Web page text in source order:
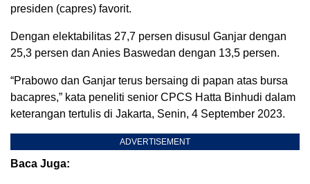
presiden (capres) favorit.
Dengan elektabilitas 27,7 persen disusul Ganjar dengan
25,3 persen dan Anies Baswedan dengan 13,5 persen.
“Prabowo dan Ganjar terus bersaing di papan atas bursa
bacapres,” kata peneliti senior CPCS Hatta Binhudi dalam
keterangan tertulis di Jakarta, Senin, 4 September 2023.
ADVERTISEMENT
Baca Juga: